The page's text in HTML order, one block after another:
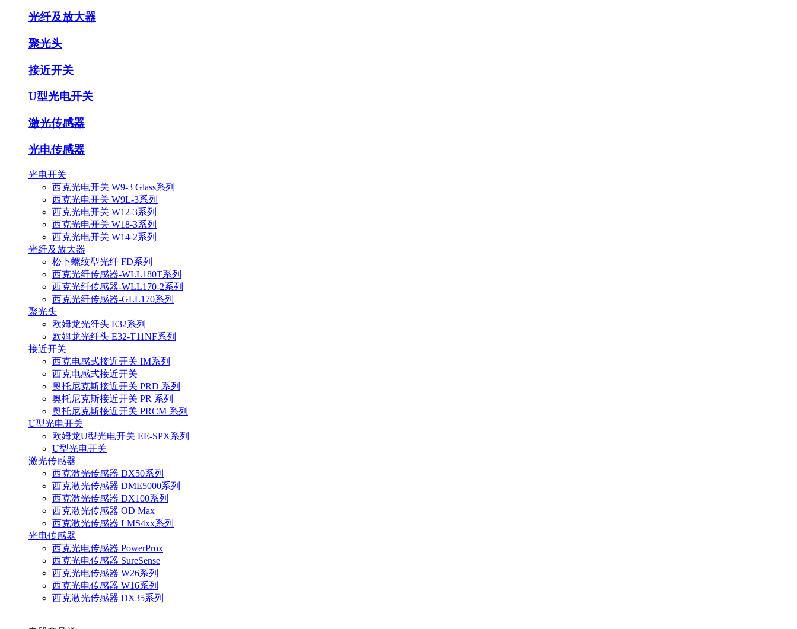
光纤及放大器
聚光头
接近开关
U型光电开关
激光传感器
光电传感器
光电开关
西克光电开关 W9-3 Glass系列
西克光电开关 W9L-3系列
西克光电开关 W12-3系列
西克光电开关 W18-3系列
西克光电开关 W14-2系列
光纤及放大器
松下螺纹型光纤 FD系列
西克光纤传感器-WLL180T系列
西克光纤传感器-WLL170-2系列
西克光纤传感器-GLL170系列
聚光头
欧姆龙光纤头 E32系列
欧姆龙光纤头 E32-T11NF系列
接近开关
西克电感式接近开关 IM系列
西克电感式接近开关
奥托尼克斯接近开关 PRD 系列
奥托尼克斯接近开关 PR 系列
奥托尼克斯接近开关 PRCM 系列
U型光电开关
欧姆龙U型光电开关 EE-SPX系列
U型光电开关
激光传感器
西克激光传感器 DX50系列
西克激光传感器 DME5000系列
西克激光传感器 DX100系列
西克激光传感器 OD Max
西克激光传感器 LMS4xx系列
光电传感器
西克光电传感器 PowerProx
西克光电传感器 SureSense
西克光电传感器 W26系列
西克光电传感器 W16系列
西克激光传感器 DX35系列